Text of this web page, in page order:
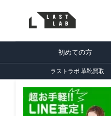
初めての方
ラストラボ 革靴買取